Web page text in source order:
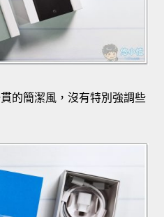
的簡潔風，沒有特別強調些